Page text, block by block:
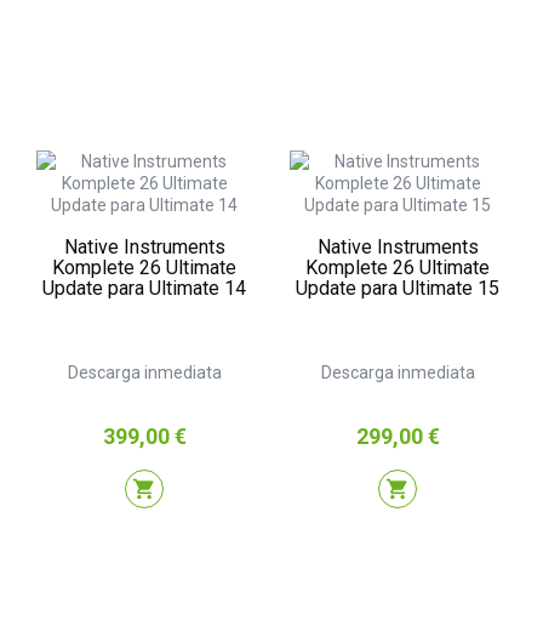
Native Instruments
Komplete 26 Ultimate
Update para Ultimate 14
Descarga inmediata
Precio
399,00 €
shopping_cart
Native Instruments
Komplete 26 Ultimate
Update para Ultimate 15
Descarga inmediata
Precio
299,00 €
shopping_cart